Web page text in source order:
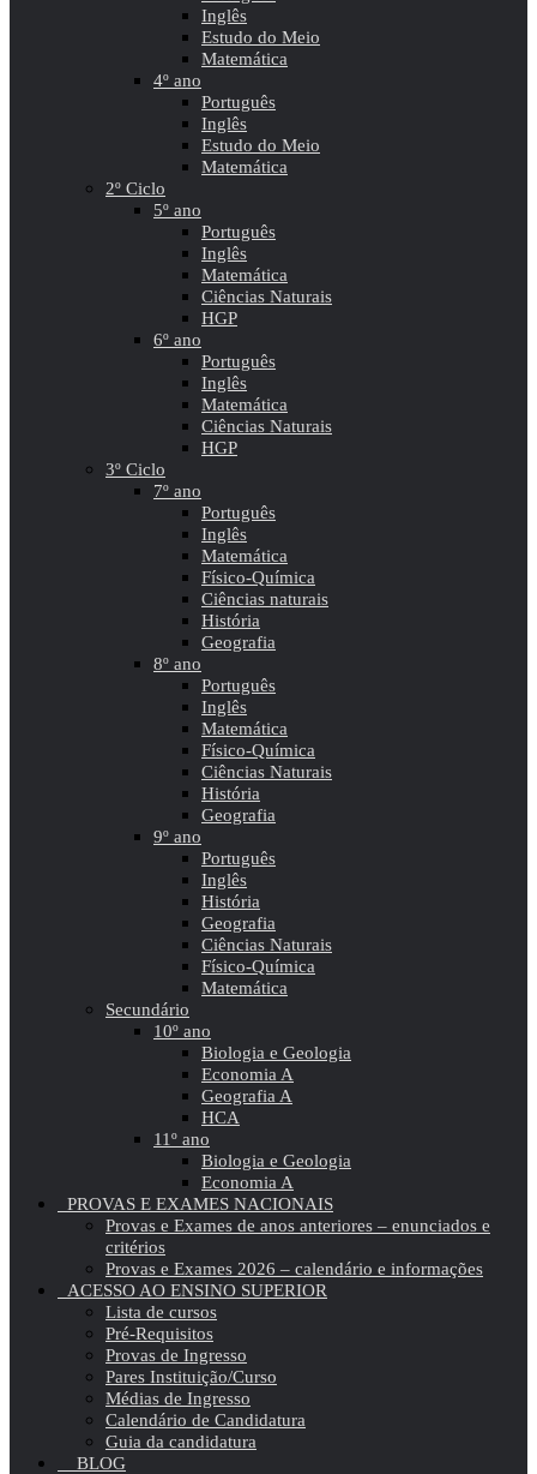
Inglês
Estudo do Meio
Matemática
4º ano
Português
Inglês
Estudo do Meio
Matemática
2º Ciclo
5º ano
Português
Inglês
Matemática
Ciências Naturais
HGP
6º ano
Português
Inglês
Matemática
Ciências Naturais
HGP
3º Ciclo
7º ano
Português
Inglês
Matemática
Físico-Química
Ciências naturais
História
Geografia
8º ano
Português
Inglês
Matemática
Físico-Química
Ciências Naturais
História
Geografia
9º ano
Português
Inglês
História
Geografia
Ciências Naturais
Físico-Química
Matemática
Secundário
10º ano
Biologia e Geologia
Economia A
Geografia A
HCA
11º ano
Biologia e Geologia
Economia A
PROVAS E EXAMES NACIONAIS
Provas e Exames de anos anteriores – enunciados e
critérios
Provas e Exames 2026 – calendário e informações
ACESSO AO ENSINO SUPERIOR
Lista de cursos
Pré-Requisitos
Provas de Ingresso
Pares Instituição/Curso
Médias de Ingresso
Calendário de Candidatura
Guia da candidatura
BLOG